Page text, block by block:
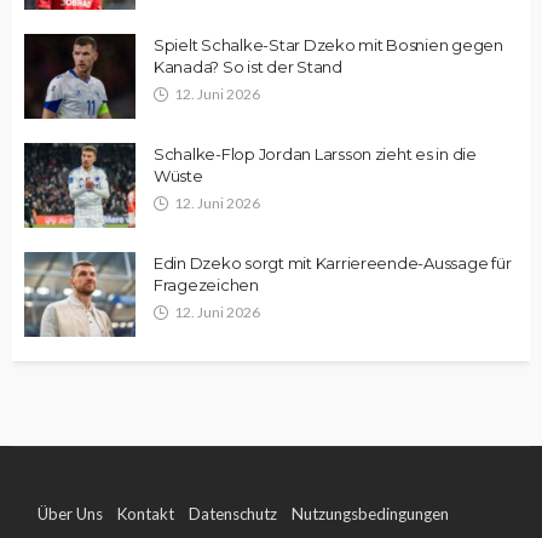
Spielt Schalke-Star Dzeko mit Bosnien gegen
Kanada? So ist der Stand
12. Juni 2026
Schalke-Flop Jordan Larsson zieht es in die
Wüste
12. Juni 2026
Edin Dzeko sorgt mit Karriereende-Aussage für
Fragezeichen
12. Juni 2026
Über Uns Kontakt Datenschutz Nutzungsbedingungen